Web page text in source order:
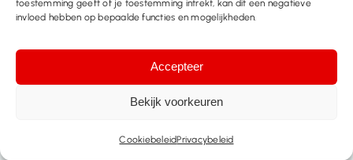
toestemming geeft of je toestemming intrekt, kan dit een negatieve
invloed hebben op bepaalde functies en mogelijkheden.
Accepteer
Bekijk voorkeuren
CookiebeleidPrivacybeleid
Toepassing van schattingsmethodes
vergelijkende methodes voor een nauwkeurige
waardebepaling.